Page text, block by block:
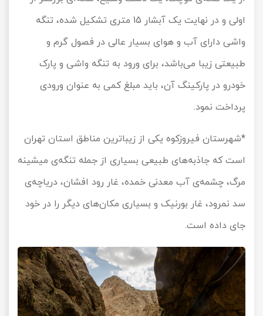
اولی و در نهایت یک آبشار 15 متری تشکیل شده، تنگه
واشی دارای آب و هوای بسیار عالی در فصول گرم و
طبیعتی زیبا می‌باشد، برای ورود به تنگه واشی و پارک
خودرو در پارکینگ آن، باید مبلغ کمی به عنوان ورودی
پرداخت نمود.
*شهرستان فیروزکوه یکی از زیباترین مناطق استان تهران
است که جاذبه‌های طبیعی بسیاری از جمله تنگه‌ی میشینه
مرگ، چشمه‌ی آب معدنی خمده، غار رود افشان، دریاچه‌ی
سد نمرود، غار بورنیک و بسیاری مکان‌های دیگر را در خود
جای داده است.